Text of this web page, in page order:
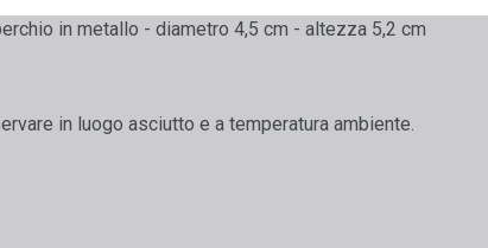
in metallo - diametro 4,5 cm - altezza 5,2 cm
in luogo asciutto e a temperatura ambiente.